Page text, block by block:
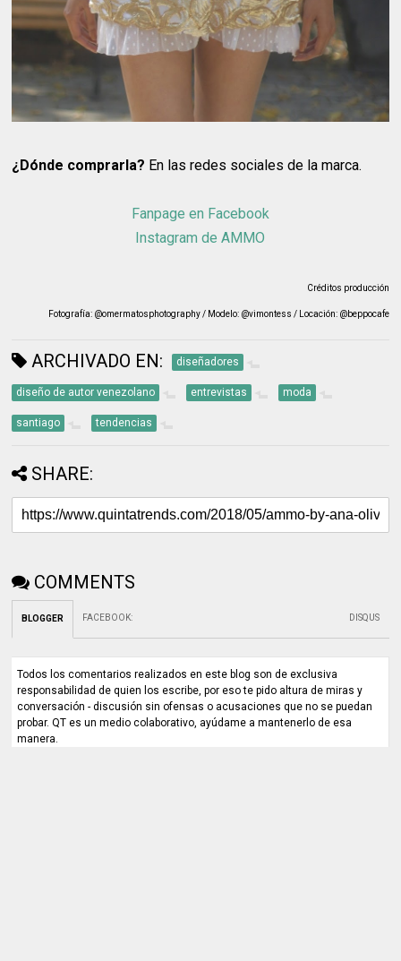
¿Dónde comprarla? En las redes sociales de la marca.
Fanpage en Facebook
Instagram de AMMO
Créditos producción
Fotografía: @omermatosphotography / Modelo: @vimontess / Locación: @beppocafe
ARCHIVADO EN: diseñadores
diseño de autor venezolano entrevistas moda
santiago tendencias
SHARE:
COMMENTS
BLOGGER FACEBOOK: DISQUS
Todos los comentarios realizados en este blog son de exclusiva
responsabilidad de quien los escribe, por eso te pido altura de miras y
conversación - discusión sin ofensas o acusaciones que no se puedan
probar. QT es un medio colaborativo, ayúdame a mantenerlo de esa
manera.